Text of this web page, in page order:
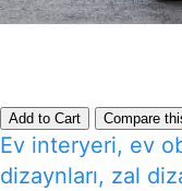
Add to Cart Compare
Ev interyeri, ev
dizaynları, zal